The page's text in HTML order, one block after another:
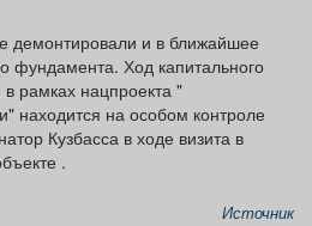
демонтировали и в ближайшее
фундамента. Ход капитального
рамках нацпроекта "
находится на особом контроле
Кузбасса в ходе визита в
.
Источник